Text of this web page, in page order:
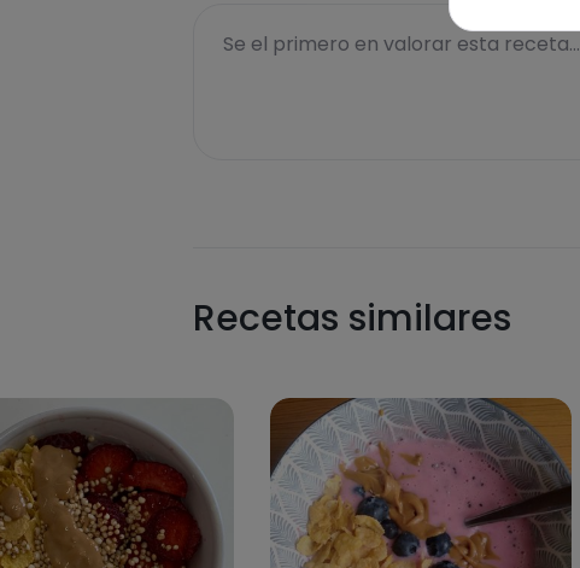
Se el primero en valorar esta receta...
Recetas similares